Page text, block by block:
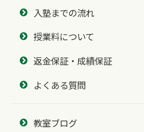
入塾までの流れ
授業料について
返金保証・成績保証
よくある質問
教室ブログ